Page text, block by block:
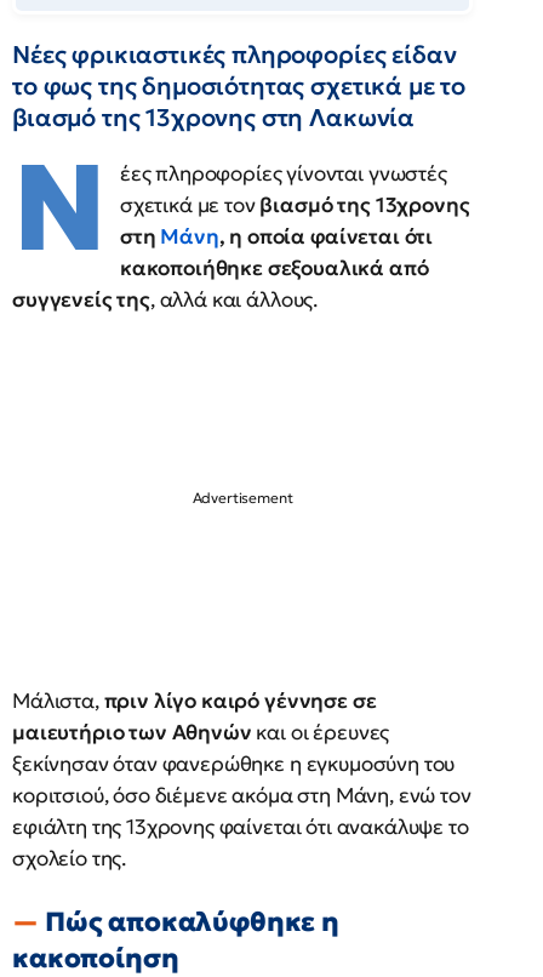
Νέες φρικιαστικές πληροφορίες είδαν
το φως της δημοσιότητας σχετικά με το
βιασμό της 13χρονης στη Λακωνία
Ν
έες πληροφορίες γίνονται γνωστές
σχετικά με τονβιασμό της 13χρονης
στη Μάνη, η οποία φαίνεται ότι
κακοποιήθηκε σεξουαλικά από
συγγενείς της, αλλά και άλλους.
Μάλιστα,πριν λίγο καιρό γέννησε σε
μαιευτήριο των Αθηνών και οι έρευνες
ξεκίνησαν όταν φανερώθηκε η εγκυμοσύνη του
κοριτσιού, όσο διέμενε ακόμα στη Μάνη, ενώ τον
εφιάλτη της 13χρονης φαίνεται ότι ανακάλυψε το
σχολείο της.
Πώς αποκαλύφθηκε η
κακοποίηση